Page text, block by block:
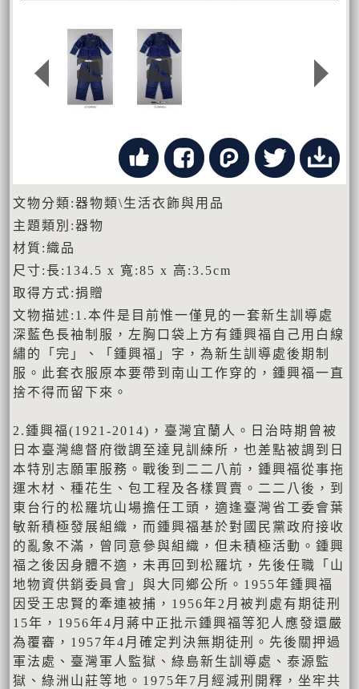
文物分類:器物類\生活衣飾與用品
主題類別:器物
材質:織品
尺寸:長:134.5 x 寬:85 x 高:3.5cm
取得方式:捐贈
文物描述:1.本件是目前惟一僅見的一套新生訓導處
深藍色長袖制服，左胸口袋上方有鍾興福自己用白線
繡的「完」、「鍾興福」字，為新生訓導處後期制
服。此套衣服原本要帶到南山工作穿的，鍾興福一直
捨不得而留下來。
2.鍾興福(1921-2014)，臺灣宜蘭人。日治時期曾被
日本臺灣總督府徵調至達見訓練所，也差點被調到日
本特別志願軍服務。戰後到二二八前，鍾興福從事拖
運木材、種花生、包工程及各樣買賣。二二八後，到
東台行的松羅坑山場擔任工頭，適逢臺灣省工委會葉
敏新積極發展組織，而鍾興福基於對國民黨政府接收
的亂象不滿，曾同意參與組織，但未積極活動。鍾興
福之後因身體不適，未再回到松羅坑，先後任職「山
地物資供銷委員會」與大同鄉公所。1955年鍾興福
因受王忠賢的牽連被捕，1956年2月被判處有期徒刑
15年，1956年4月蔣中正批示鍾興福等犯人應發還嚴
為覆審，1957年4月確定判決無期徒刑。先後關押過
軍法處、臺灣軍人監獄、綠島新生訓導處、泰源監
獄、綠洲山莊等地。1975年7月經減刑開釋，坐牢共